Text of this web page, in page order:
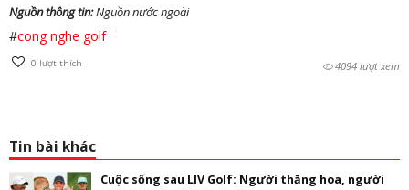
Nguồn thông tin:Nguồn nước ngoài
#cong nghe golf
0 lượt thích 4094 lượt xem
Tin bài khác
Cuộc sống sau LIV Golf: Người thăng hoa, người